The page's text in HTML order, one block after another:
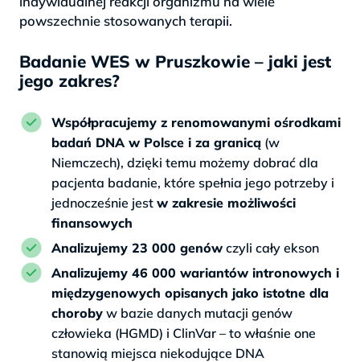
powszechnie stosowanych terapii.
Badanie WES w Pruszkowie – jaki jest
jego zakres?
Współpracujemy z renomowanymi ośrodkami
badań DNA w Polsce i za granicą (w
Niemczech), dzięki temu możemy dobrać dla
pacjenta badanie, które spełnia jego potrzeby i
jednocześnie jest w zakresie możliwości
finansowych
Analizujemy 23 000 genów czyli cały ekson
Analizujemy 46 000 wariantów intronowych i
międzygenowych opisanych jako istotne dla
choroby w bazie danych mutacji genów
człowieka (HGMD) i ClinVar – to właśnie one
stanowią miejsca niekodujące DNA